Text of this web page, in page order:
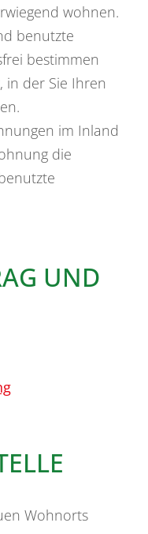
wohnen.
benutzte
bestimmen
in der Sie Ihren
im Inland
die
UND
Wohnorts